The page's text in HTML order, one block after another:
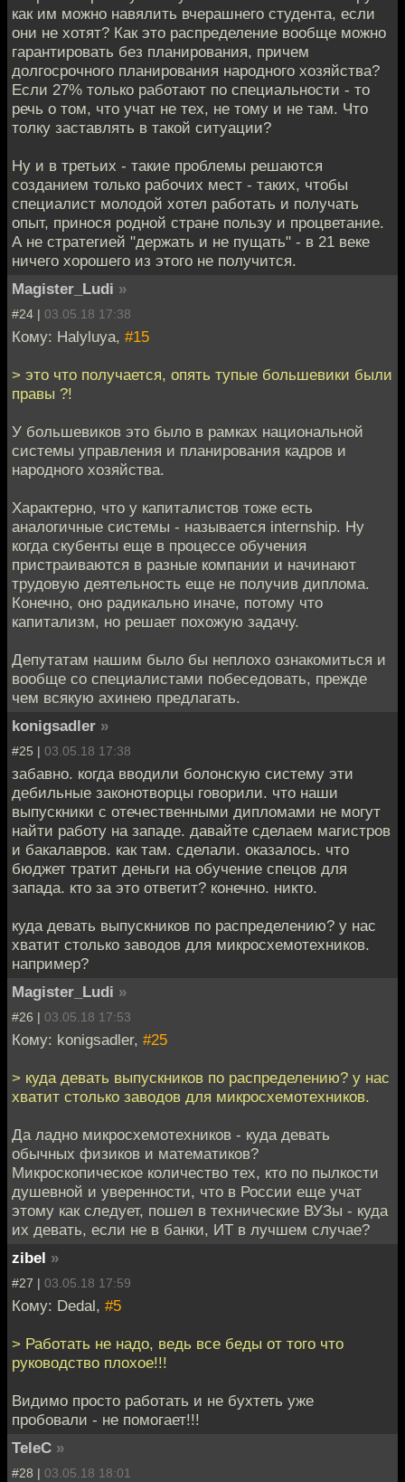
как им можно навялить вчерашнего студента, если
они не хотят? Как это распределение вообще можно
гарантировать без планирования, причем
долгосрочного планирования народного хозяйства?
Если 27% только работают по специальности - то
речь о том, что учат не тех, не тому и не там. Что
толку заставлять в такой ситуации?
Ну и в третьих - такие проблемы решаются
созданием только рабочих мест - таких, чтобы
специалист молодой хотел работать и получать
опыт, принося родной стране пользу и процветание.
А не стратегией "держать и не пущать" - в 21 веке
ничего хорошего из этого не получится.
Magister_Ludi »
#24 | 03.05.18 17:38
Кому: Halyluya, #15
> это что получается, опять тупые большевики были
правы ?!
У большевиков это было в рамках национальной
системы управления и планирования кадров и
народного хозяйства.
Характерно, что у капиталистов тоже есть
аналогичные системы - называется internship. Ну
когда скубенты еще в процессе обучения
пристраиваются в разные компании и начинают
трудовую деятельность еще не получив диплома.
Конечно, оно радикально иначе, потому что
капитализм, но решает похожую задачу.
Депутатам нашим было бы неплохо ознакомиться и
вообще со специалистами побеседовать, прежде
чем всякую ахинею предлагать.
konigsadler »
#25 | 03.05.18 17:38
забавно. когда вводили болонскую систему эти
дебильные законотворцы говорили. что наши
выпускники с отечественными дипломами не могут
найти работу на западе. давайте сделаем магистров
и бакалавров. как там. сделали. оказалось. что
бюджет тратит деньги на обучение спецов для
запада. кто за это ответит? конечно. никто.
куда девать выпускников по распределению? у нас
хватит столько заводов для микросхемотехников.
например?
Magister_Ludi »
#26 | 03.05.18 17:53
Кому: konigsadler, #25
> куда девать выпускников по распределению? у нас
хватит столько заводов для микросхемотехников.
Да ладно микросхемотехников - куда девать
обычных физиков и математиков?
Микроскопическое количество тех, кто по пылкости
душевной и уверенности, что в России еще учат
этому как следует, пошел в технические ВУЗы - куда
их девать, если не в банки, ИТ в лучшем случае?
zibel »
#27 | 03.05.18 17:59
Кому: Dedal, #5
> Работать не надо, ведь все беды от того что
руководство плохое!!!
Видимо просто работать и не бухтеть уже
пробовали - не помогает!!!
TeleC »
#28 | 03.05.18 18:01